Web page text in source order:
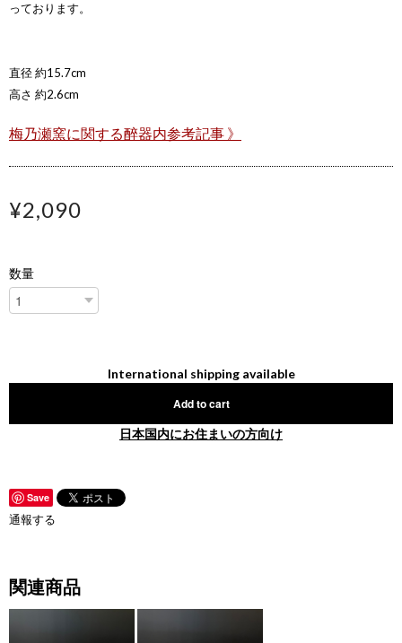
っております。
直径 約15.7cm
高さ 約2.6cm
梅乃瀬窯に関する醉器内参考記事 》
¥2,090
数量
International shipping available
Add to cart
日本国内にお住まいの方向け
Save
通報する
関連商品